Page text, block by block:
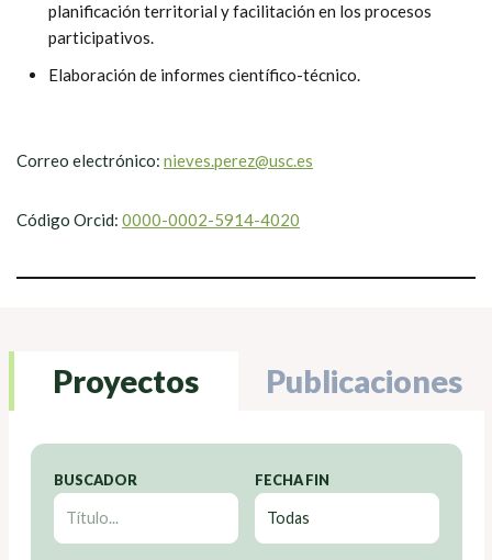
planificación territorial y facilitación en los procesos
participativos.
Elaboración de informes científico-técnico.
Correo electrónico: nieves.perez@usc.es
Código Orcid: 0000-0002-5914-4020
Proyectos Publicaciones
BUSCADOR FECHA FIN